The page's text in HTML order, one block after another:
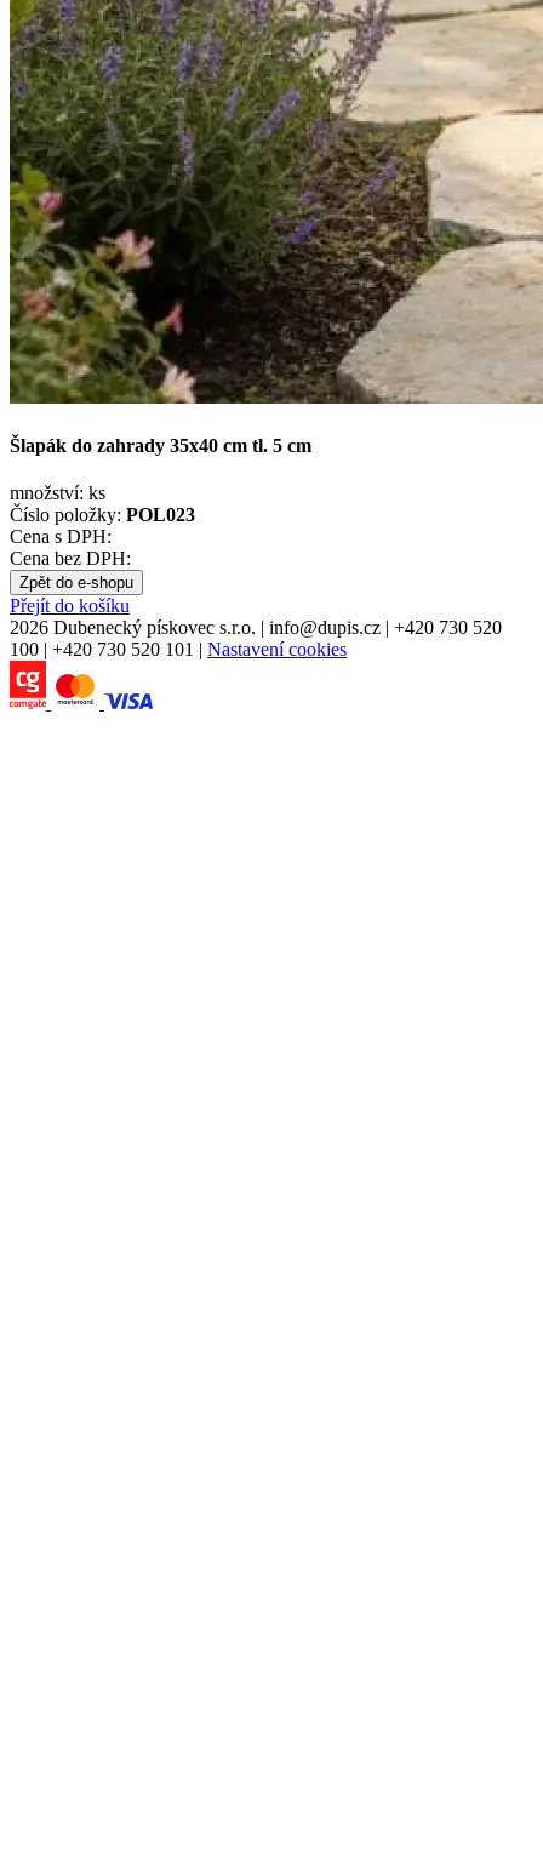
Šlapák do zahrady 35x40 cm tl. 5 cm
množství: ks
Číslo položky: POL023
Cena s DPH:
Cena bez DPH:
Zpět do e-shopu
Přejít do košíku
2026 Dubenecký pískovec s.r.o. | info@dupis.cz | +420 730 520
100 | +420 730 520 101 | Nastavení cookies